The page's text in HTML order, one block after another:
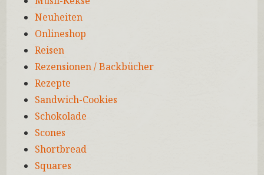
Neuheiten
Onlineshop
Reisen
Rezensionen / Backbücher
Rezepte
Sandwich-Cookies
Schokolade
Scones
Shortbread
Squares